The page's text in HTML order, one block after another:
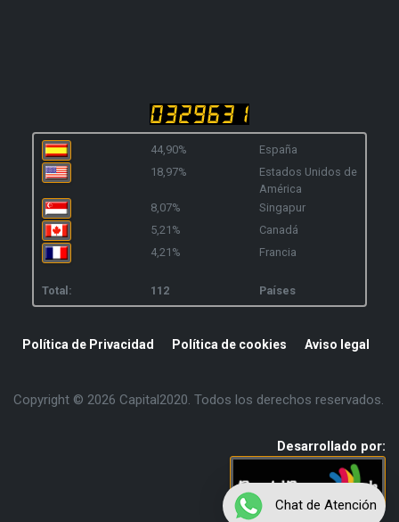
44,90%
España
18,97%
Estados Unidos de
América
8,07%
Singapur
5,21%
Canadá
4,21%
Francia
Total: 112 Países
Política de Privacidad Política de cookies Aviso legal
Copyright © 2026 Capital2020. Todos los derechos reservados.
Desarrollado por:
Chat de Atención